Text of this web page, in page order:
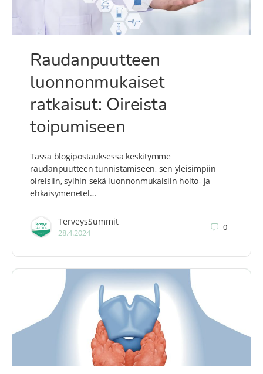
Raudanpuutteen
luonnonmukaiset
ratkaisut: Oireista
toipumiseen
Tässä blogipostauksessa keskitymme
raudanpuutteen tunnistamiseen, sen yleisimpiin
oireisiin, syihin sekä luonnonmukaisiin hoito- ja
ehkäisymenetel…
TerveysSummit
28.4.2024
0